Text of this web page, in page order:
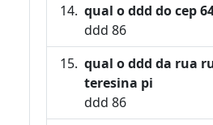
qual o ddd do cep
ddd 86
qual o ddd da rua
teresina pi
ddd 86